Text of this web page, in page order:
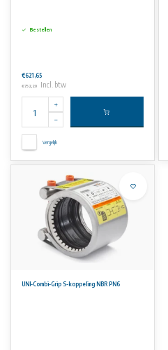
Bestellen
€621,65
€752,20 Incl. btw
Vergelijk
UNI-Combi-Grip S-koppeling NBR PN6